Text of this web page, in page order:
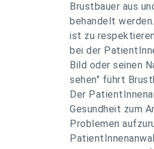
Brustbauer aus
behandelt
ist zu
bei der
Bild oder seinen
sehen" führt
Der
Gesundheit zum
Problemen